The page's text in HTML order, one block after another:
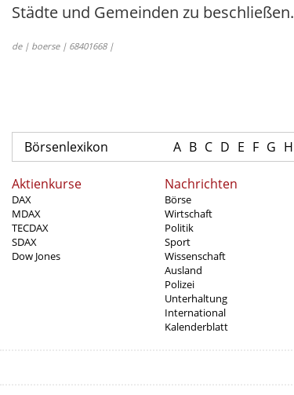
Städte und Gemeinden zu beschließen.
de | boerse | 68401668 |
Börsenlexikon A B C D E F G H
Aktienkurse
DAX
MDAX
TECDAX
SDAX
Dow Jones
Nachrichten
Börse
Wirtschaft
Politik
Sport
Wissenschaft
Ausland
Polizei
Unterhaltung
International
Kalenderblatt